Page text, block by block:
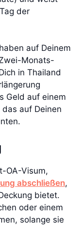
der
auf Deinem
Monats-
in Thailand
Geld auf einem
auf Deinen
OA-Visum,
abschließen,
bietet.
oder einem
solange sie